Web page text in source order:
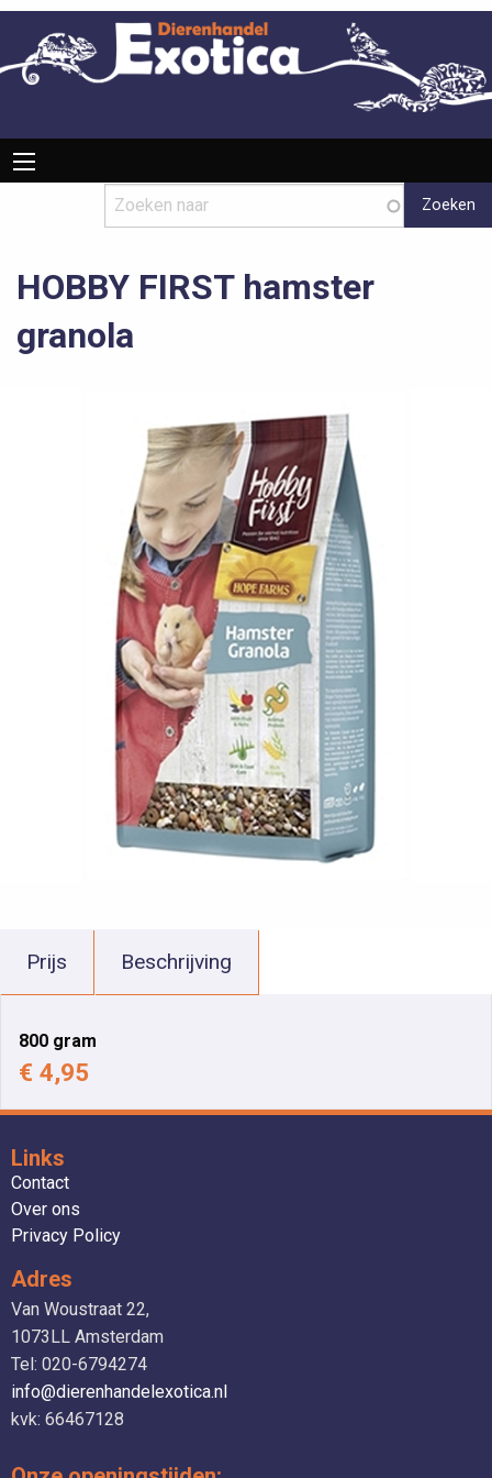
Overslaan
naar
gaan
Hoofdnavigatie
HOBBY FIRST hamster
granola
Prijs Beschrijving
800 gram
€ 4,95
Links
Contact
Over ons
Privacy Policy
Adres
Van Woustraat 22,
1073LL Amsterdam
Tel: 020-6794274
info@dierenhandelexotica.nl
kvk: 66467128